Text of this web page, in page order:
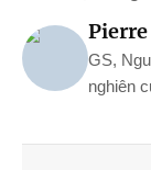
GS,
nghiên